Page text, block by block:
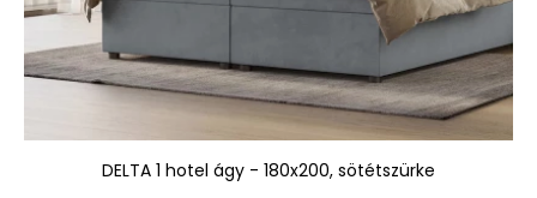
DELTA 1 hotel ágy - 180x200, sötétszürke